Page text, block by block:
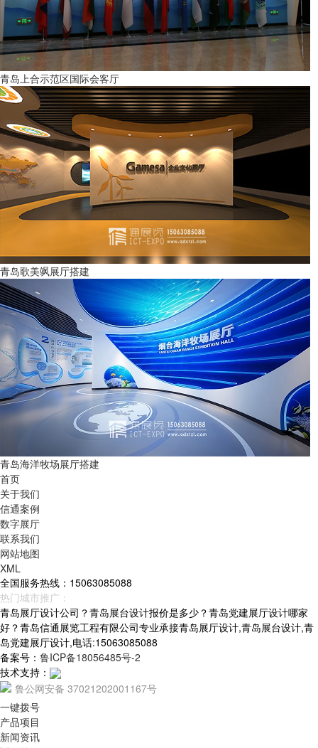
青岛上合示范区国际会客厅
青岛歌美飒展厅搭建
青岛海洋牧场展厅搭建
首页
关于我们
信通案例
数字展厅
联系我们
网站地图
XML
全国服务热线：15063085088
热门城市推广：
青岛展厅设计公司？青岛展台设计报价是多少？青岛党建展厅设计哪家
好？青岛信通展览工程有限公司专业承接青岛展厅设计,青岛展台设计,青
岛党建展厅设计,电话:15063085088
备案号： 鲁ICP备18056485号-2
技术支持：
鲁公网安备 37021202001167号
一键拨号
产品项目
新闻资讯